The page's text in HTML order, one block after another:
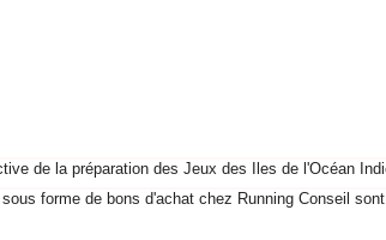
de la préparation des Jeux des Iles de l'Océan
forme de bons d'achat chez Running Conseil